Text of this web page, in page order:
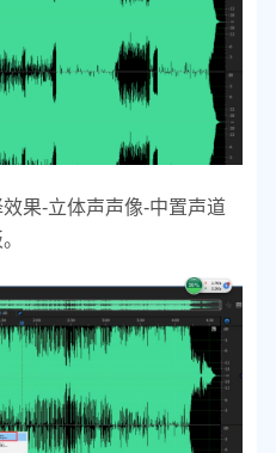
果-立体声声像-中置声道